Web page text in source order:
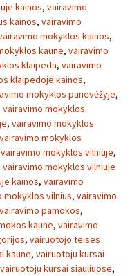
kainos, vairavimo
kainos, vairavimo
mokyklos kainos,
kaune, vairavimo
klaipeda, vairavimo
klaipedoje kainos,
mokyklos panevėžyje,
vairavimo mokyklos
, vairavimo mokyklos
vairavimo mokyklos
vairavimo mokyklos vilniuje,
vairavimo mokyklos vilniuje
kainos, vairavimo
mokyklos vilnius, vairavimo
vairavimo pamokos,
kaune, vairavimo
, vairuotojo teises
kaune, vairuotoju kursai
vairuotoju kursai siauliuose,